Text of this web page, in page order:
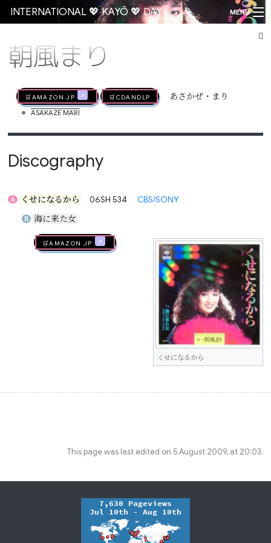
INTERNATIONAL 💖 KAYŌ 💖 DAY MENU
朝風まり
🛒AMAZON.jp 🛒CDandLP あさかぜ・まり
• ASAKAZE MARI
Discography
A くせになるから 06SH 534 CBS/SONY
B 海に来た女
くせになるから
🛒AMAZON.jp
This page was last edited on 5 August 2009, at 20:03.